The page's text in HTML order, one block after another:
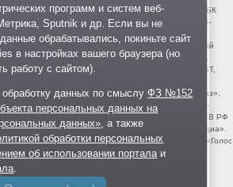
экстремистскими и запрещены организации ФБК
иноагентом), Штабы Навального, «Национал-
Иеговы», «Армия воли народа», «Русский
против нелегальной иммиграции», «Правый
им. Степана Бандеры», «Мизантропик дивижн»,
народа», движение «Артподготовка», движение ЛГБТ,
партия «Воля», АУЕ, батальоны «Азов» и «Айдар».
и запрещены: «Движение Талибан», «Имарат Кавказ»,
ИГИЛ), Джебхад-ан-Нусра, «АУМ Синрике», «Братья-
исламского Магриба», «Сеть», «Колумбайн». В РФ
«Открытой России», издания «Проект Медиа».
«Дождь», «Медуза», «Важные истории», «Голос
Insider, «Медиазона», ОВД-инфо. Иноагентами
«Аналитический Центр Юрия Левады»,
и Facebook (Metа) запрещены в РФ за экстремизм.
программ и систем веб-
Sputnik и др. Если вы не
обрабатывались, покиньте сайт
в настройках вашего браузера (но
работу с сайтом).
данных по смыслуФЗ №152
персональных данных на
данных» , а также
обработки персональных
об использовании портала и